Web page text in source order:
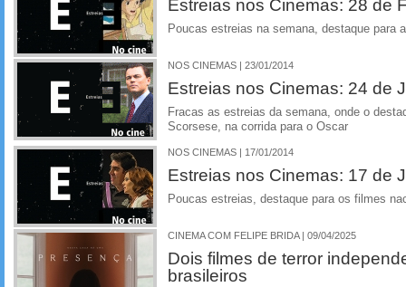
Estreias nos Cinemas: 28 de
Poucas estreias na semana, destaque
NOS CINEMAS | 23/01/2014
Estreias nos Cinemas: 24 de
Fracas as estreias da semana, onde o
Scorsese, na corrida para o Oscar
NOS CINEMAS | 17/01/2014
Estreias nos Cinemas: 17 de
Poucas estreias, destaque para os filmes
CINEMA COM FELIPE BRIDA | 09/04/2025
Dois filmes de terror
brasileiros